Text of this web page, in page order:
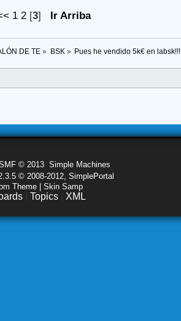
1 2 [3] Ir Arriba
DE TE» BSK » Pues he vendido 5k€ en
© 2013 Simple Machines
© 2008-2012, SimplePortal
Theme | Skin Samp
Topics XML